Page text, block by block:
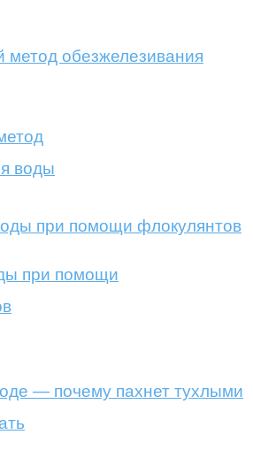
воды
при помощи
— почему пахнет тухлыми